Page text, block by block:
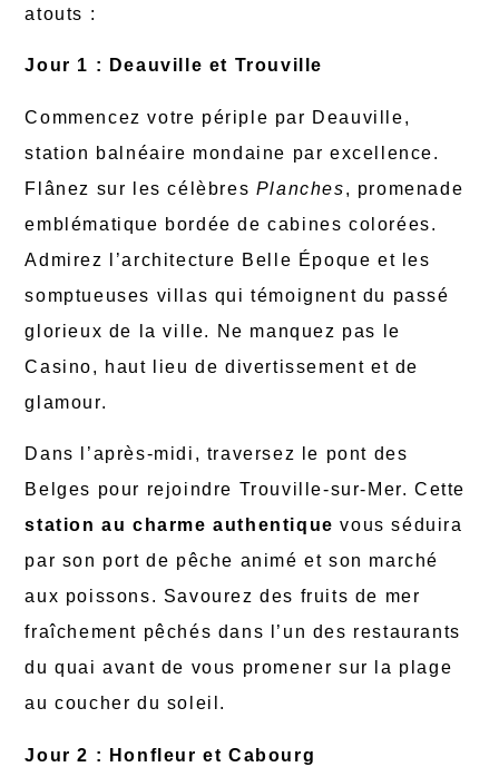
atouts :
Jour 1 : Deauville et Trouville
Commencez votre périple par Deauville,
station balnéaire mondaine par excellence.
Flânez sur les célèbres Planches, promenade
emblématique bordée de cabines colorées.
Admirez l’architecture Belle Époque et les
somptueuses villas qui témoignent du passé
glorieux de la ville. Ne manquez pas le
Casino, haut lieu de divertissement et de
glamour.
Dans l’après-midi, traversez le pont des
Belges pour rejoindre Trouville-sur-Mer. Cette
station au charme authentique vous séduira
par son port de pêche animé et son marché
aux poissons. Savourez des fruits de mer
fraîchement pêchés dans l’un des restaurants
du quai avant de vous promener sur la plage
au coucher du soleil.
Jour 2 : Honfleur et Cabourg